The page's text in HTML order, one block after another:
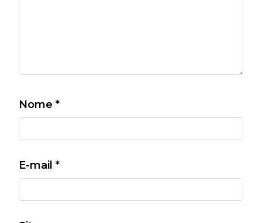
Nome *
E-mail *